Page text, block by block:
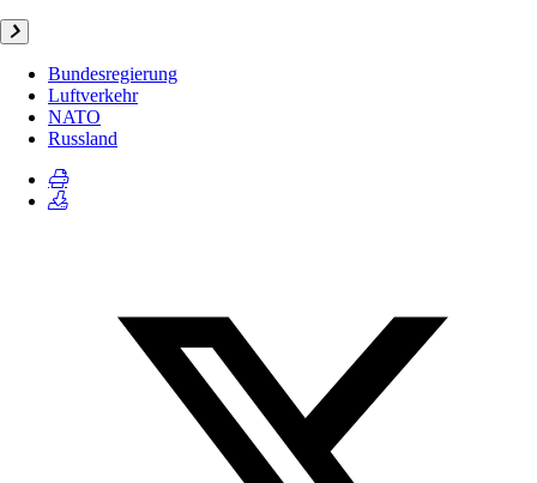
Bundesregierung
Luftverkehr
NATO
Russland